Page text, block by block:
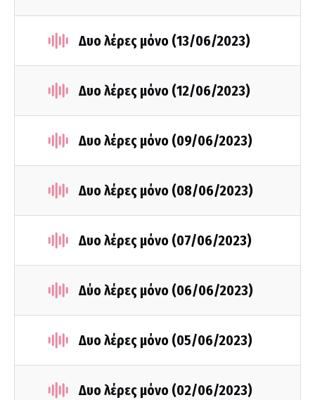
Δυο λέρες μόνο (13/06/2023)
Δυο λέρες μόνο (12/06/2023)
Δυο λέρες μόνο (09/06/2023)
Δυο λέρες μόνο (08/06/2023)
Δυο λέρες μόνο (07/06/2023)
Δύο λέρες μόνο (06/06/2023)
Δυο λέρες μόνο (05/06/2023)
Δυο λέρες μόνο (02/06/2023)